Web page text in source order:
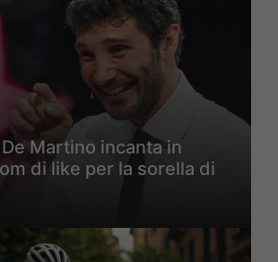
Martino incanta in
di like per la sorella di